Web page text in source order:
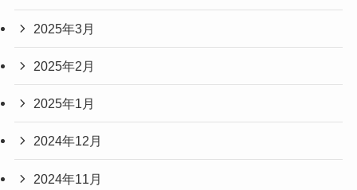
2025年3月
2025年2月
2025年1月
2024年12月
2024年11月